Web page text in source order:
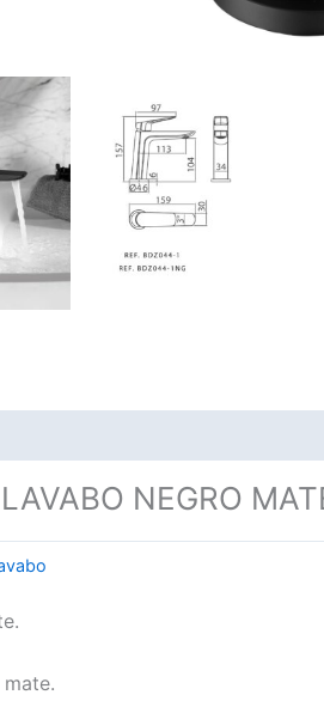
NEGRO